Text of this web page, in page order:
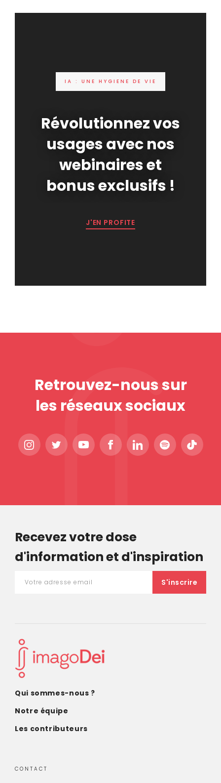
IA : UNE HYGIENE DE VIE
Révolutionnez vos
usages avec nos
webinaires et
bonus exclusifs !
J'EN PROFITE
Retrouvez-nous sur
les réseaux sociaux
Recevez votre dose
d'information et d'inspiration
Qui sommes-nous ?
Notre équipe
Les contributeurs
CONTACT